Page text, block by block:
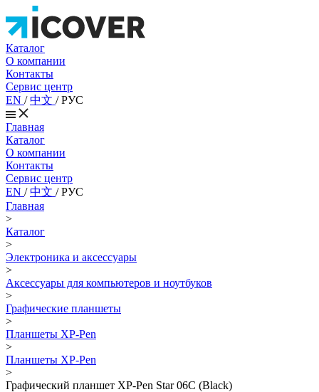
Каталог
О компании
Контакты
Сервис центр
EN /中文 /РУС
Главная
Каталог
О компании
Контакты
Сервис центр
EN /中文 /РУС
Главная
>
Каталог
>
Электроника и аксессуары
>
Аксессуары для компьютеров и ноутбуков
>
Графические планшеты
>
Планшеты XP-Pen
>
Планшеты XP-Pen
>
Графический планшет XP-Pen Star 06C (Black)